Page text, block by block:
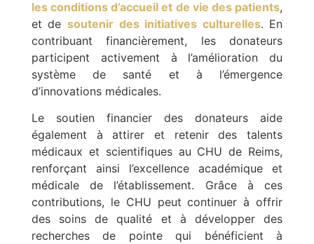
les conditions d’accueil et de vie des patients,
et de soutenir des initiatives culturelles. En
contribuant financièrement, les donateurs
participent activement à l’amélioration du
système de santé et à l’émergence
d’innovations médicales.
Le soutien financier des donateurs aide
également à attirer et retenir des talents
médicaux et scientifiques au CHU de Reims,
renforçant ainsi l’excellence académique et
médicale de l’établissement. Grâce à ces
contributions, le CHU peut continuer à offrir
des soins de qualité et à développer des
recherches de pointe qui bénéficient à